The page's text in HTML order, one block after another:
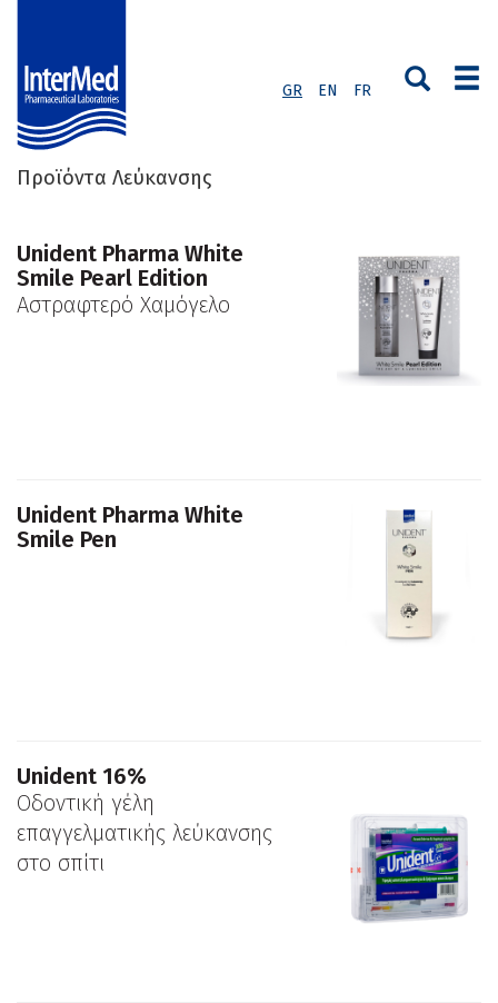
GR EN FR
Προϊόντα Λεύκανσης
Unident Pharma White
Smile Pearl Edition
Αστραφτερό Χαμόγελο
Unident Pharma White
Smile Pen
Unident 16%
Οδοντική γέλη
επαγγελματικής λεύκανσης
στο σπίτι